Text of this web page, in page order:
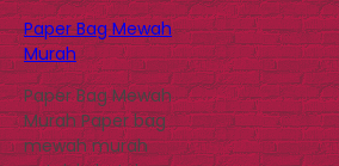
Paper Bag Mewah
Murah
Paper Bag Mewah
Murah Paper bag
mewah murah